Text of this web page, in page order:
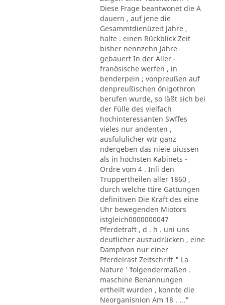
Diese Frage beantwonet die A
dauern , auf jene die
Gesammtdienüzeit Jahre ,
halte . einen Rückblick Zeit
bisher nennzehn Jahre
gebauert In der Aller -
franösische werfen , in
benderpein ; vonpreußen auf
denpreußischen önigothron
berufen wurde, so läßt sich bei
der Fülle des vielfach
hochinteressanten Swffes
vieles nur andenten ,
ausfululicher wtr ganz
ndergeben das nieie uiussen
als in höchsten Kabinets -
Ordre vom 4 . Inli den
Truppertheilen aller 1860 ,
durch welche ttire Gattungen
definitiven Die Kraft des eine
Uhr bewegenden Miotors
istgleich0000000047
Pferdetraft , d . h . uni uns
deutlicher auszudrücken , eine
Dampfvon nur einer
Pferdelrast Zeitschrift " La
Nature '´ folgendermaßen .
maschine Benannungen
ertheilt wurden , konnte die
Neorganisnion Am 18 . ..."